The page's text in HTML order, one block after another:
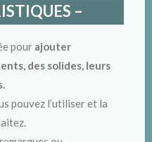
–
pour ajouter
des solides, leurs
pouvez l’utiliser et la